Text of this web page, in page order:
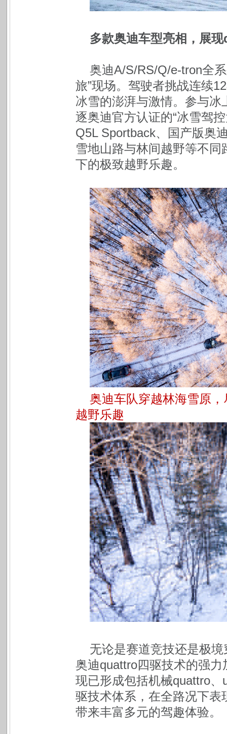
多款奥迪车型亮相，展
奥迪A/S/RS/Q/e-tron全
旅”现场。驾驶者挑战连续
冰雪的澎湃与激情。参与
逐奥迪官方认证的“冰雪驾
Q5L Sportback、国产版奥
雪地山路与林间越野等不
下的极致越野乐趣。
奥迪车队穿越林海雪原
越野乐趣
无论是赛道竞技还是极
奥迪quattro四驱技术的强
现已形成包括机械quattro
驱技术体系，在全路况下
带来丰富多元的驾趣体验。